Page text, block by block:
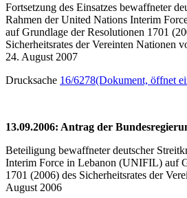
Fortsetzung des Einsatzes bewaffneter
Rahmen der United Nations Interim
auf Grundlage der Resolutionen 1701
Sicherheitsrates der Vereinten Nationen
24. August 2007
Drucksache 16/6278(Dokument, öffnet
13.09.2006: Antrag der
Beteiligung bewaffneter deutscher
Interim Force in Lebanon (UNIFIL) auf
1701 (2006) des Sicherheitsrates der
August 2006